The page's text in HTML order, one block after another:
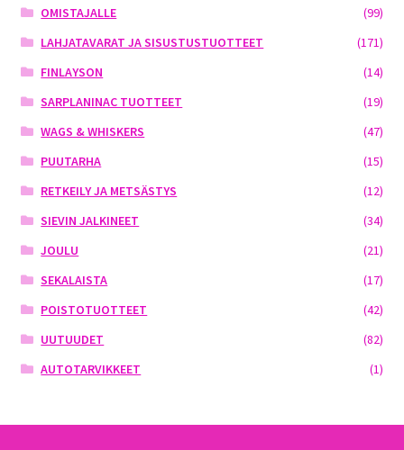
OMISTAJALLE
(99)
LAHJATAVARAT JA SISUSTUSTUOTTEET
(171)
FINLAYSON
(14)
SARPLANINAC TUOTTEET
(19)
WAGS & WHISKERS
(47)
PUUTARHA
(15)
RETKEILY JA METSÄSTYS
(12)
SIEVIN JALKINEET
(34)
JOULU
(21)
SEKALAISTA
(17)
POISTOTUOTTEET
(42)
UUTUUDET
(82)
AUTOTARVIKKEET
(1)